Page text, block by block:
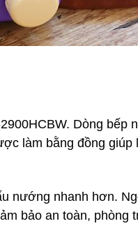
Dòng bếp
làm bằng đồng giúp
nướng nhanh hơn.
bảo an toàn, phòng